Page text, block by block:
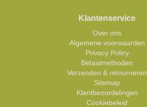
Klantenservice
Over ons
Algemene voorwaarden
Privacy Policy
Betaalmethoden
Verzenden & retourneren
Sitemap
Klantbeoordelingen
Cookiebeleid